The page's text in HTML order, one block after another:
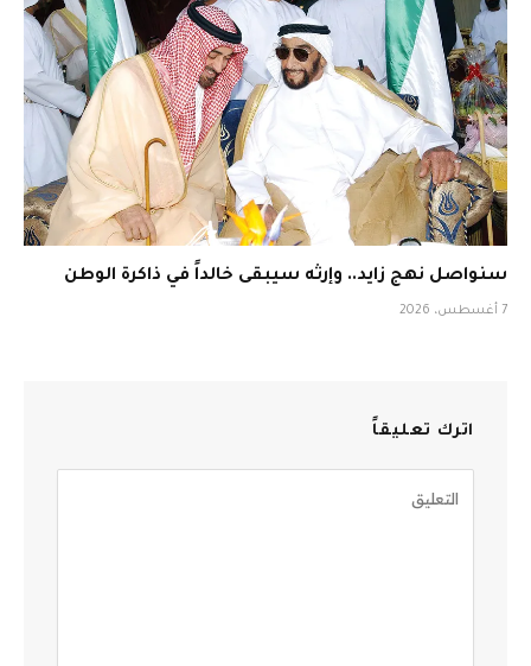
سنواصل نهج زايد.. وإرثه سيبقى خالداً في ذاكرة الوطن
7 أغسطس، 2026
اترك تعليقاً